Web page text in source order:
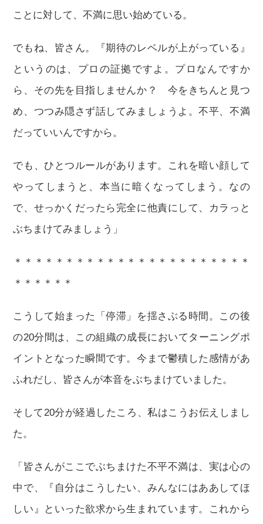
ことに対して、不満に思い始めている。
でもね、皆さん。『期待のレベルが上がっている』
というのは、プロの証拠ですよ。プロなんですか
ら、その先を目指しませんか？ 今をきちんと見つ
め、つつみ隠さず話してみましょうよ。不平、不満
だっていいんですから。
でも、ひとつルールがあります。これを暗い顔して
やってしまうと、本当に暗くなってしまう。なの
で、せっかくだったら完全に他責にして、カラっと
ぶちまけてみましょう」
＊＊＊＊＊＊＊＊＊＊＊＊＊＊＊＊＊＊＊＊＊＊＊
＊＊＊＊＊＊
こうして始まった「停滞」を揺さぶる時間。この後
の20分間は、この組織の成長においてターニングポ
イントとなった瞬間です。今まで鬱積した感情があ
ふれだし、皆さんが本音をぶちまけていました。
そして20分が経過したころ、私はこうお伝えしまし
た。
「皆さんがここでぶちまけた不平不満は、実は心の
中で、『自分はこうしたい、みんなにはああしてほ
しい』といった欲求から生まれています。これから